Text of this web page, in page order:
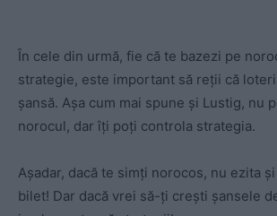
În cele din urmă, fie că te bazezi pe
strategie, este important să reții că
șansă. Așa cum mai spune și Lustig, nu
norocul, dar îți poți controla strategia.
Așadar, dacă te simți norocos, nu ezita
bilet! Dar dacă vrei să-ți crești șansele